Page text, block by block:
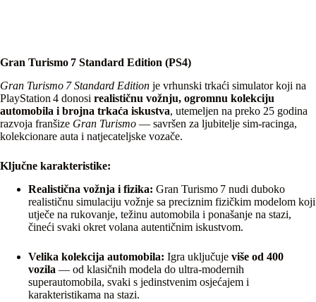
Gran Turismo 7 Standard Edition (PS4)
Gran Turismo 7 Standard Edition je vrhunski trkaći simulator koji na
PlayStation 4 donosi realističnu vožnju, ogromnu kolekciju
automobila i brojna trkaća iskustva, utemeljen na preko 25 godina
razvoja franšize Gran Turismo — savršen za ljubitelje sim‑racinga,
kolekcionare auta i natjecateljske vozače.
Ključne karakteristike:
Realistična vožnja i fizika: Gran Turismo 7 nudi duboko
realističnu simulaciju vožnje sa preciznim fizičkim modelom koji
utječe na rukovanje, težinu automobila i ponašanje na stazi,
čineći svaki okret volana autentičnim iskustvom.
Velika kolekcija automobila: Igra uključuje više od 400
vozila — od klasičnih modela do ultra‑modernih
superautomobila, svaki s jedinstvenim osjećajem i
karakteristikama na stazi.